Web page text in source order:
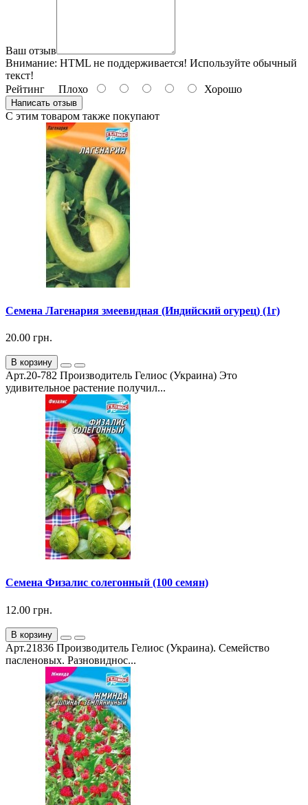
Ваш отзыв
Внимание: HTML не поддерживается! Используйте обычный
текст!
Рейтинг Плохо Хорошо
Написать отзыв
С этим товаром также покупают
Семена Лагенария змеевидная (Индийский огурец) (1г)
20.00 грн.
В корзину
Арт.20-782 Производитель Гелиос (Украина) Это
удивительное растение получил...
Семена Физалис солегонный (100 семян)
12.00 грн.
В корзину
Арт.21836 Производитель Гелиос (Украина). Семейство
пасленовых. Разновиднос...